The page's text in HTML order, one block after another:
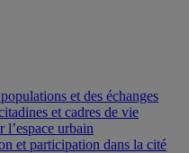
et des échanges
et cadres de vie
l’espace urbain
et participation dans la cité